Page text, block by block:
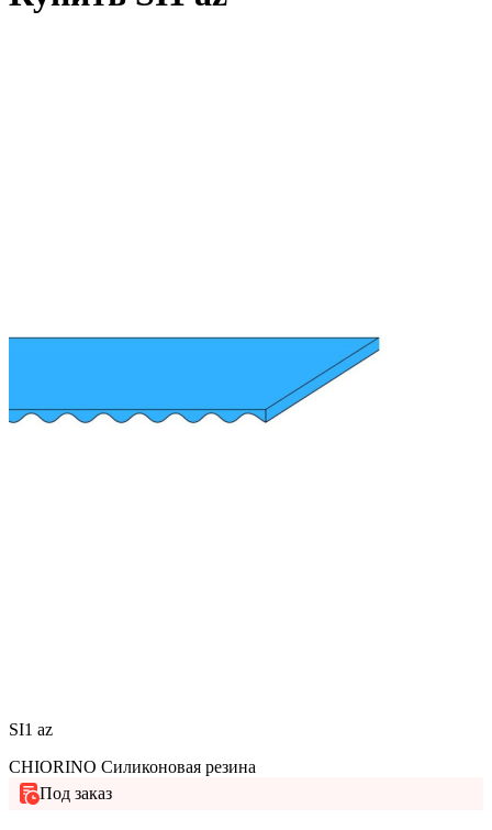
SI1 az
CHIORINO Силиконовая резина
Под заказ